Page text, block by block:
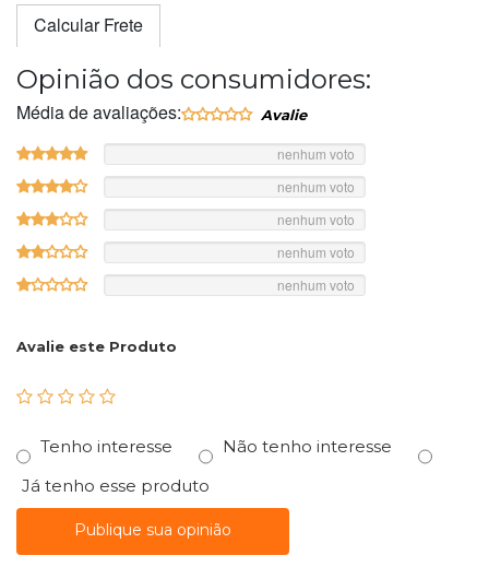
Calcular Frete
Opinião dos consumidores:
Média de avaliações:
nenhum voto
nenhum voto
nenhum voto
nenhum voto
nenhum voto
Avalie este Produto
Tenho interesse
Não tenho interesse
Já tenho esse produto
Publique sua opinião